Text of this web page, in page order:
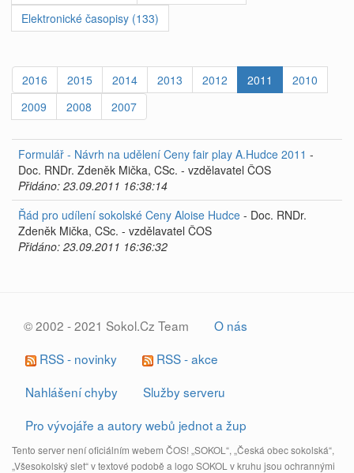
Elektronické časopisy (133)
2016 2015 2014 2013 2012 2011
2010
2009
2008 2007
Formulář - Návrh na udělení Ceny fair play A.Hudce 2011 -
Doc. RNDr. Zdeněk Mička, CSc. - vzdělavatel ČOS
Přidáno: 23.09.2011 16:38:14
Řád pro udílení sokolské Ceny Aloise Hudce - Doc. RNDr.
Zdeněk Mička, CSc. - vzdělavatel ČOS
Přidáno: 23.09.2011 16:36:32
© 2002 - 2021 Sokol.Cz Team
O nás
RSS - novinky
RSS - akce
Nahlášení chyby
Služby serveru
Pro vývojáře a autory webů jednot a žup
Tento server není oficiálním webem ČOS! „SOKOL“, „Česká obec sokolská“,
„Všesokolský slet“ v textové podobě a logo SOKOL v kruhu jsou ochrannými